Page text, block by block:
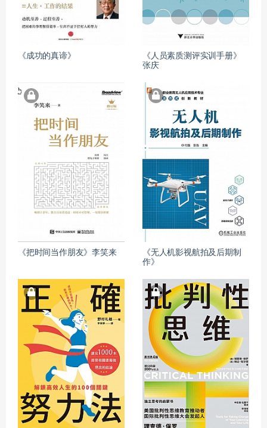
《成功的真谛》
《人员素质测评实训手册》
张庆
《把时间当作朋友》李笑来
《无人机影视航拍及后期制
作》